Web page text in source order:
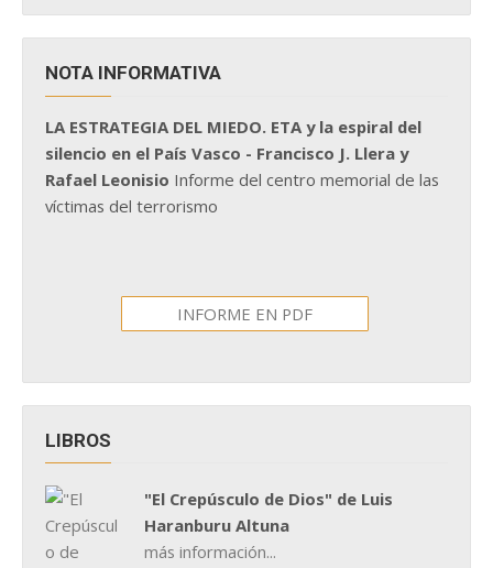
NOTA INFORMATIVA
LA ESTRATEGIA DEL MIEDO. ETA y la espiral del
silencio en el País Vasco - Francisco J. Llera y
Rafael Leonisio Informe del centro memorial de las
víctimas del terrorismo
INFORME EN PDF
LIBROS
"El Crepúsculo de Dios" de Luis
Haranburu Altuna
más información...